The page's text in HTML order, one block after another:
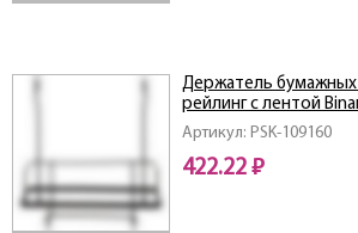
Артикул: PSK-109160
Держатель
рейлинг с лентой
(полимерное
422.22 ₽